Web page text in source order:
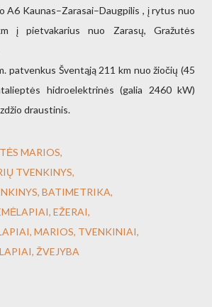
A6 Kaunas–Zarasai–Daugpilis , į rytus nuo
į pietvakarius nuo Zarasų, Gražutės
patvenkus Šventąją 211 km nuo žiočių (45
hidroelektrinės (galia 2460 kW)
draustinis.
MARIOS
TVENKINYS
BATIMETRIKA
EŽERAI
MARIOS TVENKINIAI
ŽVEJYBA